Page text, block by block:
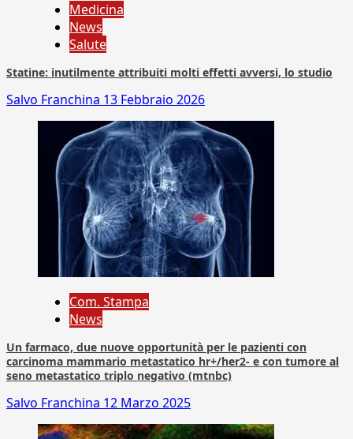
Medicina
News
Salute
Statine: inutilmente attribuiti molti effetti avversi, lo studio
Salvo Franchina 13 Febbraio 2026
Com. Stampa
News
Un farmaco, due nuove opportunità per le pazienti con
carcinoma mammario metastatico hr+/her2- e con tumore al
seno metastatico triplo negativo (mtnbc)
Salvo Franchina 12 Marzo 2025